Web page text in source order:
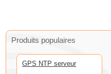
Produits populaires
GPS NTP serveur